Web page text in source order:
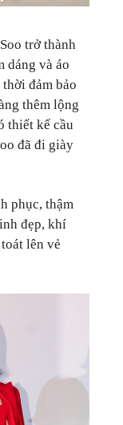
trở thành
dáng và áo
đảm bảo
thêm lộng
thiết kế cầu
đã đi giày
phục, thậm
đẹp, khí
lên vẻ